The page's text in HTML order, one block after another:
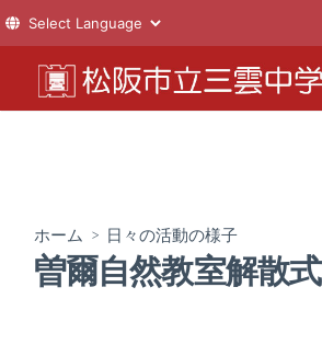
テ
ホーム > 日々の活動の様子
曽爾自然教室解散式